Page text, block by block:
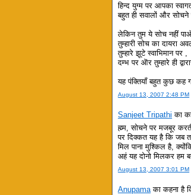
हिन्द युग्म पर आपका
बहुत ही सवालों और
लेकिन तुम ये सोच नहीं
तुम्हारी सोच का दायरा
तुम्हारे झूटे स्वाभिमान पर ,
दम्भ पर ऒर तुम्हारे ही
यह पंक्तियाँ बहुत कुछ कह
August 13, 2007 2:48 PM
Sanjeet Tripathi का
ह्म्म, सोचने पर मजबूर
पर दिक्कत यह है कि जब
मिल पाना मुश्किल है,
अहं यह दोनो मिलकर हम
August 13, 2007 3:01 PM
Anupamaका कहना है